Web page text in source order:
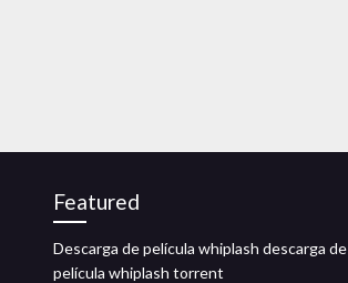
Featured
Descarga de película whiplash descarga de
película whiplash torrent